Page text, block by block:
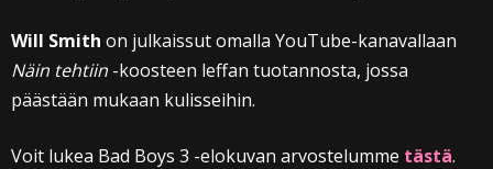
Will Smith on julkaissut omalla YouTube-kanavallaan
Näin tehtiin -koosteen leffan tuotannosta, jossa
päästään mukaan kulisseihin.
Voit lukea Bad Boys 3 -elokuvan arvostelumme tästä.